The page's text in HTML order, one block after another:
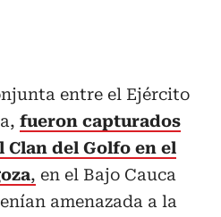
entre el Ejército
fueron capturados
del Golfo en el
, en el Bajo Cauca
amenazada a la